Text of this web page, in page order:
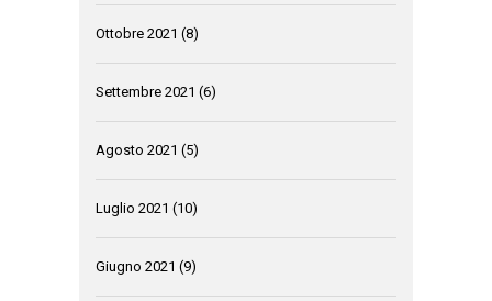
Ottobre 2021 (8)
Settembre 2021 (6)
Agosto 2021 (5)
Luglio 2021 (10)
Giugno 2021 (9)